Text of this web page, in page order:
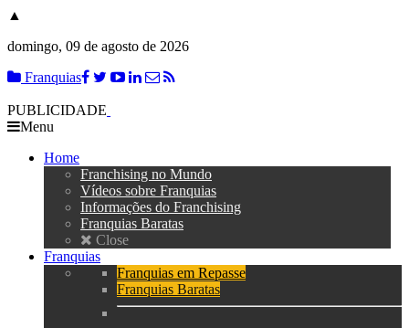
▲
domingo, 09 de agosto de 2026
Franquias
PUBLICIDADE
Menu
Home
Franchising no Mundo
Vídeos sobre Franquias
Informações do Franchising
Franquias Baratas
Close
Franquias
Franquias em Repasse
Franquias Baratas